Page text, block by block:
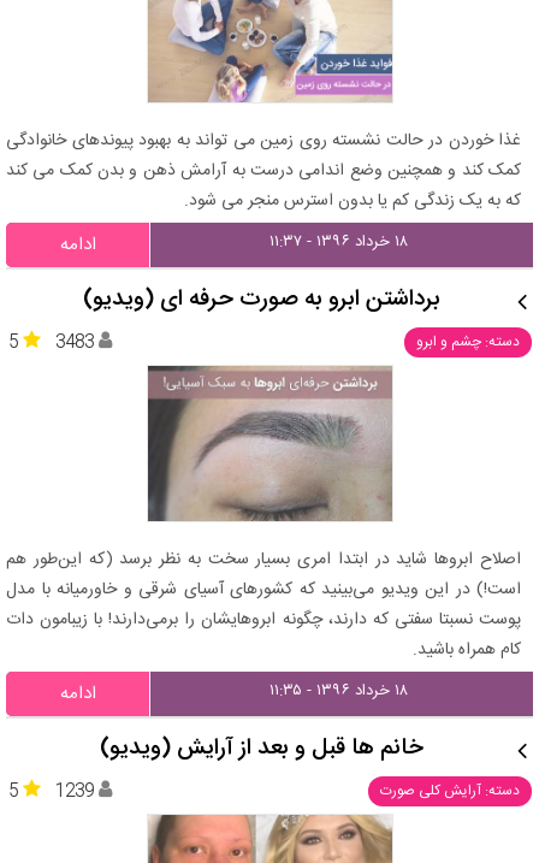
غذا خوردن در حالت نشسته روی زمین می تواند به بهبود پیوندهای خانوادگی
کمک کند و همچنین وضع اندامی درست به آرامش ذهن و بدن کمک می کند
که به یک زندگی کم یا بدون استرس منجر می شود.
۱۸ خرداد ۱۳۹۶ - ۱۱:۳۷ ادامه
برداشتن ابرو به صورت حرفه ای (ویدیو)
دسته: چشم و ابرو 5 3483
اصلاح ابروها شاید در ابتدا امری بسیار سخت به نظر برسد (که این‌طور هم
است!) در این ویدیو می‌بینید که کشورهای آسیای شرقی و خاورمیانه با مدل
پوست نسبتا سفتی که دارند، چگونه ابروهایشان را برمی‌دارند! با زیبامون دات
کام همراه باشید.
۱۸ خرداد ۱۳۹۶ - ۱۱:۳۵ ادامه
خانم ها قبل و بعد از آرایش (ویدیو)
دسته: آرایش کلی صورت 5 1239